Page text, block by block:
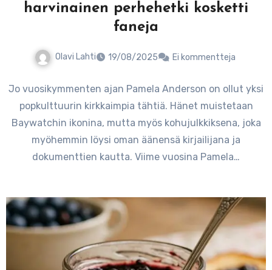
harvinainen perhehetki kosketti
faneja
Olavi Lahti 19/08/2025 Ei kommentteja
Jo vuosikymmenten ajan Pamela Anderson on ollut yksi
popkulttuurin kirkkaimpia tähtiä. Hänet muistetaan
Baywatchin ikonina, mutta myös kohujulkkiksena, joka
myöhemmin löysi oman äänensä kirjailijana ja
dokumenttien kautta. Viime vuosina Pamela…